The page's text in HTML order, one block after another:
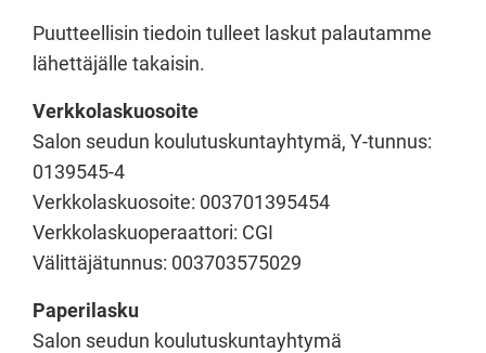
Puutteellisin tiedoin tulleet laskut palautamme
lähettäjälle takaisin.
Verkkolaskuosoite
Salon seudun koulutuskuntayhtymä, Y-tunnus:
0139545-4
Verkkolaskuosoite: 003701395454
Verkkolaskuoperaattori: CGI
Välittäjätunnus: 003703575029
Paperilasku
Salon seudun koulutuskuntayhtymä